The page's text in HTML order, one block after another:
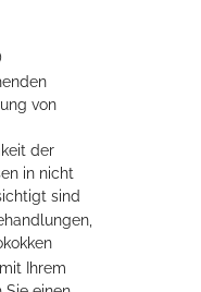
Standort für Events
von
der
in nicht
sind
Ihrem